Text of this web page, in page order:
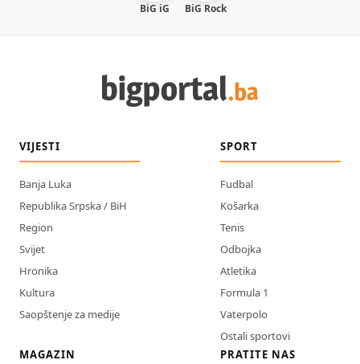
BiG iG BiG Rock
VIJESTI
Banja Luka
Republika Srpska / BiH
Region
Svijet
Hronika
Kultura
Saopštenje za medije
SPORT
Fudbal
Košarka
Tenis
Odbojka
Atletika
Formula 1
Vaterpolo
Ostali sportovi
MAGAZIN
PRATITE NAS